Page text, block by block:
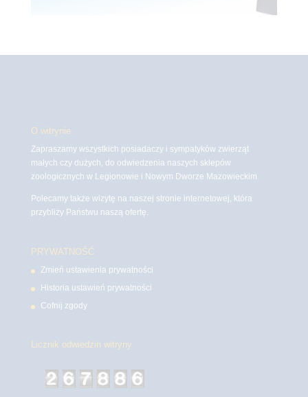
O witrynie
Zapraszamy wszystkich posiadaczy i sympatyków zwierząt
małych czy dużych, do odwiedzenia naszych sklepów
zoologicznych w Legionowie i Nowym Dworze Mazowieckim
Polecamy także wizytę na naszej stronie internetowej, która
przybliży Państwu naszą ofertę.
PRYWATNOŚĆ
Zmień ustawienia prywatności
Historia ustawień prywatności
Cofnij zgody
Licznik odwiedzin witryny